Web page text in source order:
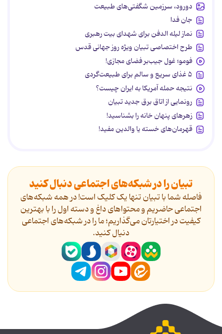
دورود، سرزمین شگفتی‌های طبیعت
جان فدا
نماز لیله الدفن برای شهدای بیت رهبری
طرح اختصاصی تبیان ویژه روز جهانی قدس
فومو؛ غول جیب‌بر فضای مجازی!
۵ غذای سریع و سالم برای طبیعت‌گردی
نتیجه حمله آمریکا به ایران چیست؟
رونمایی از اتاق برق جدید تبیان
زهرهای پنهان خانه را بشناسید!
قهرمان‌های خسته یا والدین مفید!
تبیان را در شبکه‌های اجتماعی دنبال کنید
فاصله شما با تبیان تنها یک کلیک است! در همه شبکه‌های
اجتماعی حاضریم و محتواهای داغ و دسته اول را با بهترین
کیفیت در اختیارتان می‌گذاریم؛ ما را در شبکه‌های اجتماعی
دنیال کنید.